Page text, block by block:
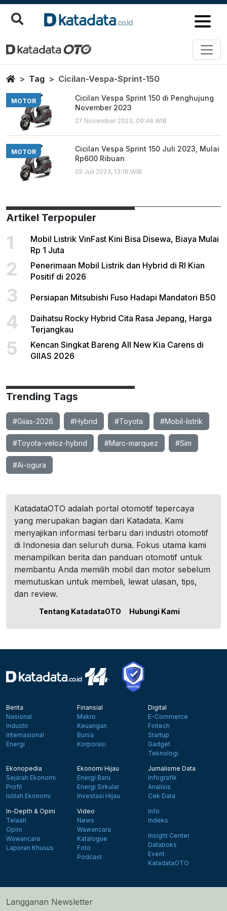
Cicilan Vespa Sprint 150
Berita Terbaru
HomeTag Cicilan-Vespa-Sprint-150
MOTOR
Cicilan Vespa Sprint 150 di Penghujung
November 2023
27 November 2023, 09:46 WIB
MOTOR
Cicilan Vespa Sprint 150 Juli 2023, Mulai
Rp600 Ribuan
05 Juli 2023, 13:16 WIB
Artikel Terpopuler
1
Mobil Listrik VinFast Kini Bisa Disewa, Biaya Mulai
Rp 1 Juta
2
Penerimaan Mobil Listrik dan Hybrid di RI Kian
Positif di 2026
3 Persiapan Mitsubishi Fuso Hadapi Mandatori B50
4
Daihatsu Rocky Hybrid Cita Rasa Jepang, Harga
Terjangkau
5
Kencan Singkat Bareng All New Kia Carens di
GIIAS 2026
Trending Tags
#Giias-2026 #Hybrid #Toyota #Mobil-listrik
#Toyota-veloz-hybrid #Marc-marquez #Sim
#Ai-ogura
KatadataOTO adalah portal otomotif tepercaya
yang merupakan bagian dari Katadata. Kami
menyajikan informasi terbaru dari industri otomotif
di Indonesia dan seluruh dunia. Fokus utama kami
menampilkan berita dan panduan otomotif untuk
membantu Anda memilih mobil dan motor sebelum
memutuskan untuk membeli, lewat ulasan, tips,
dan review.
Tentang KatadataOTO Hubungi Kami
Berita
Nasional
Industri
Internasional
Energi
Finansial
Makro
Keuangan
Bursa
Korporasi
Digital
E-Commerce
Fintech
Startup
Gadget
Teknologi
Ekonopedia
Sejarah Ekonomi
Profil
Istilah Ekonomi
Ekonomi Hijau
Energi Baru
Energi Sirkular
Investasi Hijau
Jurnalisme Data
Infografik
Analisis
Cek Data
In-Depth & Opini
Telaah
Opini
Wawancara
Laporan Khusus
Video
News
Wawancara
Katalogue
Foto
Podcast
Info
Indeks
Insight Center
Databoks
Event
KatadataOTO
Langganan Newsletter